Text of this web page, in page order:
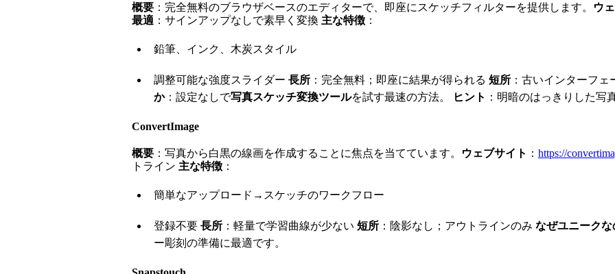
概要 ：完全無料のブラウザベースのエディターで、即座にスケッチフィルターを提供します。 ウ
最適 ：サインアップなしで素早く変換 主な特徴 ：
鉛筆、インク、木炭スタイル
調整可能な強度スライダー 長所 ：完全無料；即座に結果が得られる 短所 ：古いインターフ
か：設定なしで写真スケッチ変換ツールを試す最速の方法。 ヒント ：明暗のはっきりした写
ConvertImage
概要 ：写真から白黒の線画を作成することに焦点を当てています。 ウェブサイト ： https://
トライン 主な特徴 ：
簡単なアップロード→スケッチのワークフロー
登録不要 長所 ：軽量で学習曲線が少ない 短所 ：陰影なし；アウトラインのみ なぜユニークな
ー彫刻の準備に最適です。